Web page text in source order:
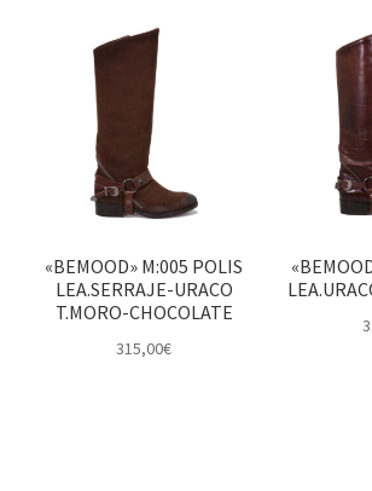
«BEMOOD» M:005 POLIS
LEA.SERRAJE-URACO
T.MORO-CHOCOLATE
315,00€